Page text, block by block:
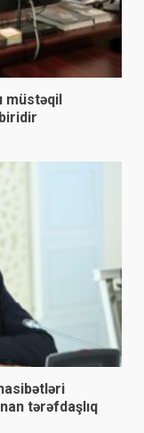
müstəqil
tərəfdaşlıq